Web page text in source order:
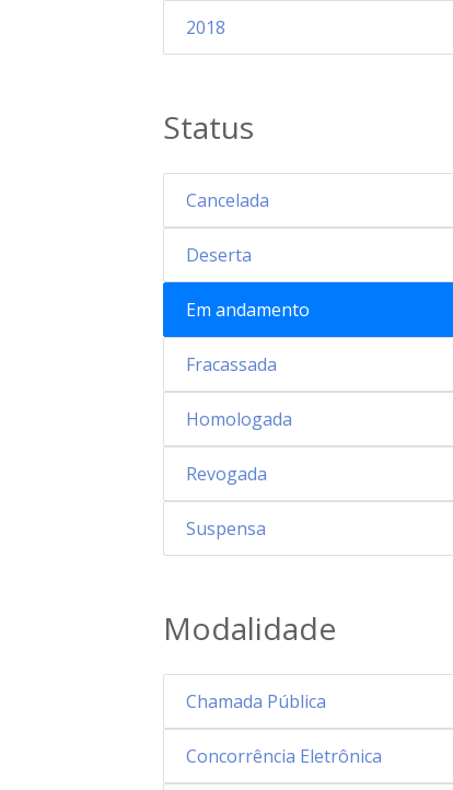
2018
Status
Cancelada
Deserta
Em andamento
Fracassada
Homologada
Revogada
Suspensa
Modalidade
Chamada Pública
Concorrência Eletrônica